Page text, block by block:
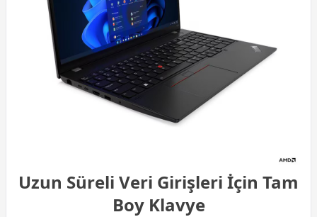
Uzun Süreli Veri Girişleri İçin Tam
Boy Klavye